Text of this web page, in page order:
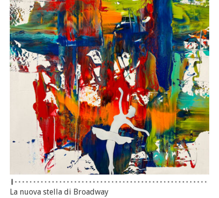
La nuova stella di Broadway